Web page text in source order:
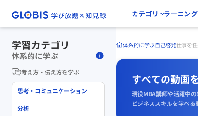
カテゴリ ラーニン
体系的に学ぶ自己啓発仕事を
すべての動画
現役MBA講師や活躍中
ビジネススキルを学べ
学習カテゴリ
体系的に学ぶ
考え方・伝え方を学ぶ
思考・コミュニケーション
分析